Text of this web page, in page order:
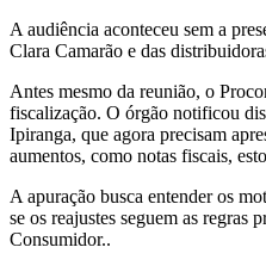
A audiência aconteceu sem a
Clara Camarão e das
Antes mesmo da reunião, o
fiscalização. O órgão notificou
Ipiranga, que agora precisam
aumentos, como notas fiscais,
A apuração busca entender os
se os reajustes seguem as regras
Consumidor..